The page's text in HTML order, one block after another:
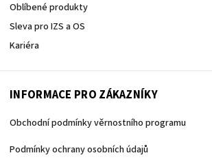
Oblíbené produkty
Sleva pro IZS a OS
Kariéra
INFORMACE PRO ZÁKAZNÍKY
Obchodní podmínky věrnostního programu
Podmínky ochrany osobních údajů